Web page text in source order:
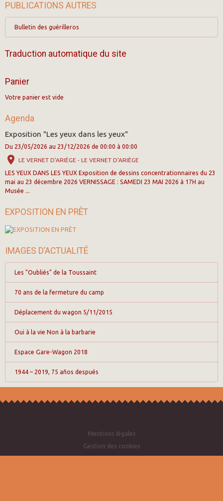
PUBLICATIONS AUTRES
Bulletin des guérilleros
Traduction automatique du site
Panier
Votre panier est vide
Agenda
Exposition "Les yeux dans les yeux"
Du 23/05/2026 au 23/12/2026 de 00:00 à 00:00
LE VERNET D'ARIÈGE - LE VERNET D'ARIÈGE
LES YEUX DANS LES YEUX Exposition de dessins concentrationnaires du 23
mai au 23 décembre 2026 VERNISSAGE : SAMEDI 23 MAI 2026 à 17H au
Musée ...
EXPOSITION EN PRÊT
IMAGES D’ACTUALITÉ
Les "Oubliés" de la Toussaint
70 ans de la fermeture du camp
Déplacement du wagon 5/11/2015
Oui à la vie Non à la barbarie
Espace Gare-Wagon 2018
1944 – 2019, 75 años después
Mentions légales
Gestion des cookies